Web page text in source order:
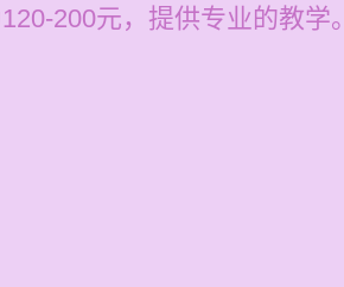
200元，提供专业的教学。